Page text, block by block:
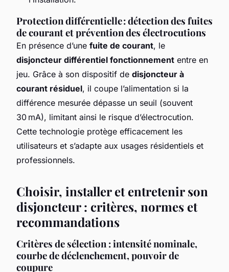
Protection différentielle : détection des fuites
de courant et prévention des électrocutions
En présence d’une fuite de courant, le
disjoncteur différentiel fonctionnement entre en
jeu. Grâce à son dispositif de disjoncteur à
courant résiduel, il coupe l’alimentation si la
différence mesurée dépasse un seuil (souvent
30 mA), limitant ainsi le risque d’électrocution.
Cette technologie protège efficacement les
utilisateurs et s’adapte aux usages résidentiels et
professionnels.
Choisir, installer et entretenir son
disjoncteur : critères, normes et
recommandations
Critères de sélection : intensité nominale,
courbe de déclenchement, pouvoir de
coupure